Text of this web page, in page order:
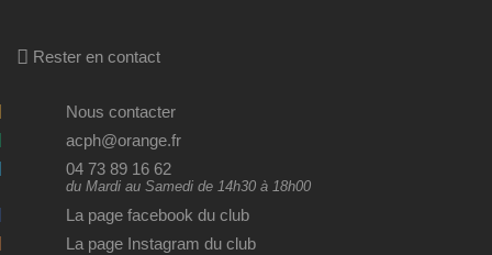
Rester en contact
Nous contacter
acph@orange.fr
04 73 89 16 62
du Mardi au Samedi de 14h30 à 18h00
La page facebook du club
La page Instagram du club